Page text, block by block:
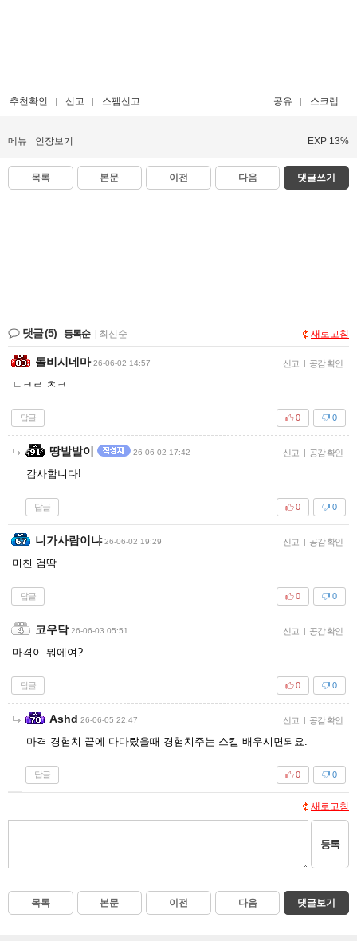
추천확인 신고 스팸신고 공유 스크랩
메뉴 인장보기 EXP 13%
목록 본문 이전 다음 댓글쓰기
댓글(5) 등록순 최신순 새로고침
돌비시네마 26-06-02 14:57 신고 | 공감 확인
ㄴㅋㄹ ㅊㅋ
답글 0
0
땅발발이 26-06-02 17:42 신고 | 공감 확인
감사합니다!
답글 0
0
니가사람이냐 26-06-02 19:29 신고 | 공감 확인
미친 검딱
답글 0
0
코우닥 26-06-03 05:51 신고 | 공감 확인
마격이 뭐에여?
답글 0
0
Ashd 26-06-05 22:47 신고 | 공감 확인
마격 경험치 끝에 다다랐을때 경험치주는 스킬 배우시면되요.
답글 0
0
새로고침
등록
목록 본문 이전 다음 댓글보기